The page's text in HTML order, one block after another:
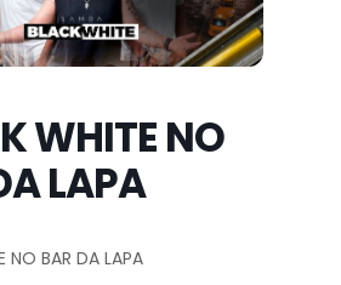
WHITE NO
LAPA
NO BAR DA LAPA